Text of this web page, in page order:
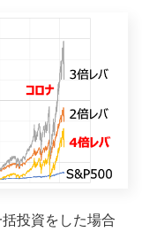
投資をした場合